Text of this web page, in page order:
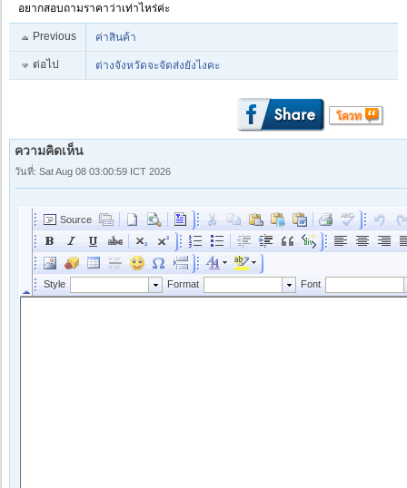
อยากสอบถามราคาว่าเท่าไหร่ค่ะ
Previous ค่าสินค้า
ต่อไป ต่างจังหวัดจะจัดส่งยังไงคะ
ความคิดเห็น
วันที่: Sat Aug 08 03:00:59 ICT 2026